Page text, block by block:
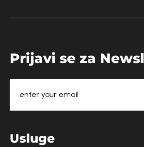
Prijavi se za Newsl
Usluge